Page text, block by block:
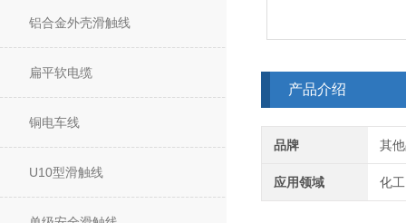
铝合金外壳滑触线
扁平软电缆
铜电车线
U10型滑触线
产品介绍
品牌 其
应用领域 化